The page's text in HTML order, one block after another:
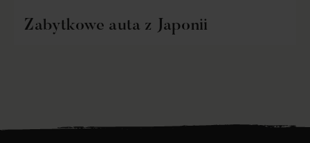
Zabytkowe auta z Japonii